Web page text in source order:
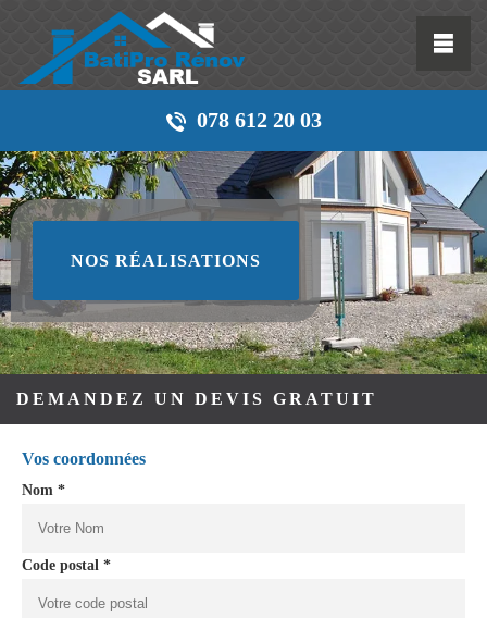
078 612 20 03
NOS RÉALISATIONS
DEMANDEZ UN DEVIS GRATUIT
Vos coordonnées
Nom *
Code postal *